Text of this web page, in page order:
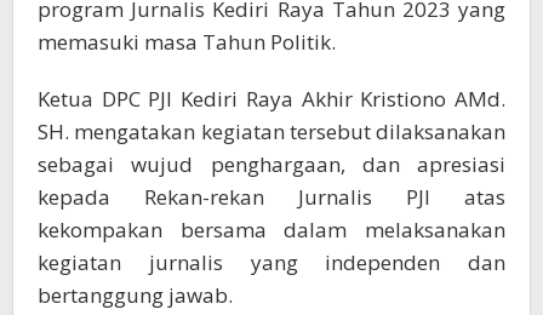
program Jurnalis Kediri Raya Tahun 2023 yang
memasuki masa Tahun Politik.
Ketua DPC PJI Kediri Raya Akhir Kristiono AMd.
SH. mengatakan kegiatan tersebut dilaksanakan
sebagai wujud penghargaan, dan apresiasi
kepada Rekan-rekan Jurnalis PJI atas
kekompakan bersama dalam melaksanakan
kegiatan jurnalis yang independen dan
bertanggung jawab.